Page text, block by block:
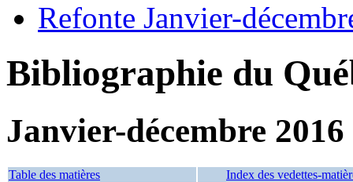
Refonte Janvier-
Bibliographie du
Janvier-décembre 2016
Table des matières Index des vedettes-